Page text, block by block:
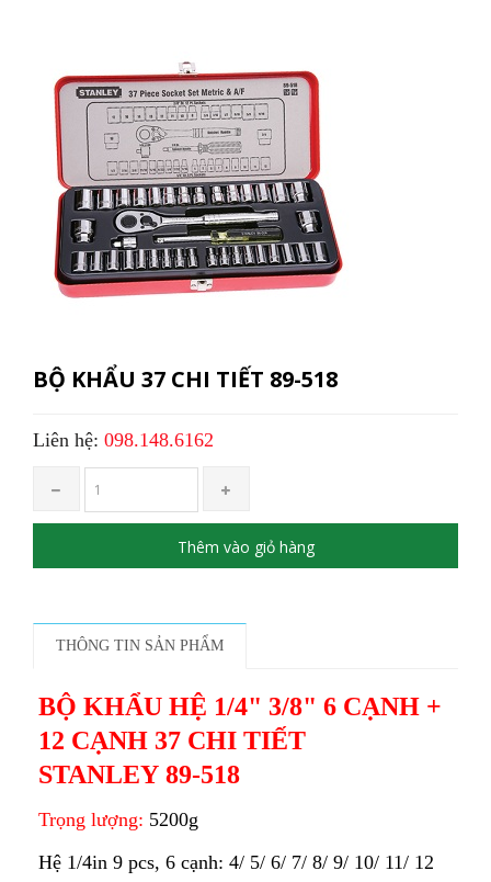
BỘ KHẨU 37 CHI TIẾT 89-518
Liên hệ: 098.148.6162
Thêm vào giỏ hàng
THÔNG TIN SẢN PHẨM
BỘ KHẨU HỆ 1/4" 3/8" 6 CẠNH +
12 CẠNH 37 CHI TIẾT
STANLEY 89-518
Trọng lượng: 5200g
Hệ 1/4in 9 pcs, 6 cạnh: 4/ 5/ 6/ 7/ 8/ 9/ 10/ 11/ 12